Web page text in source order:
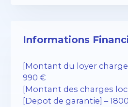
Informations
[Montant du loyer
990 €
[Montant des charges
[Depot de garantie] –